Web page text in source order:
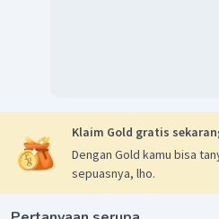
Klaim Gold gratis
Dengan Gold kamu bisa
sepuasnya, lho.